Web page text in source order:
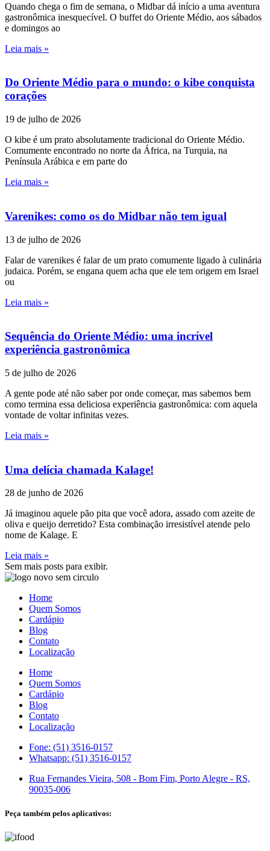
Quando chega o fim de semana, o Midbar dá início a uma aventura
gastronômica inesquecível. O buffet do Oriente Médio, aos sábados
e domingos ao
Leia mais »
Do Oriente Médio para o mundo: o kibe conquista
corações
19 de julho de 2026
O kibe é um prato absolutamente tradicional do Oriente Médio.
Comumente encontrado no norte da África, na Turquia, na
Península Arábica e em parte do
Leia mais »
Varenikes: como os do Midbar não tem igual
13 de julho de 2026
Falar de varenikes é falar de um prato comumente ligado à culinária
judaica. Porém, se engana quem acha que ele tem origem em Israel
ou
Leia mais »
Sequência do Oriente Médio: uma incrível
experiência gastronômica
5 de julho de 2026
A gente pode até não saber por onde começar, mas sabemos bem
como termina essa deliciosa experiência gastronômica: com aquela
vontade de voltar infinitas vezes.
Leia mais »
Uma delícia chamada Kalage!
28 de junho de 2026
Já imaginou aquele pão pita que você adora, assado com azeite de
oliva e queijo derretido? Esta combinação irresistível atende pelo
nome de Kalage. E
Leia mais »
Sem mais posts para exibir.
Home
Quem Somos
Cardápio
Blog
Contato
Localização
Home
Quem Somos
Cardápio
Blog
Contato
Localização
Fone: (51) 3516-0157
Whatsapp: (51) 3516-0157
Rua Fernandes Vieira, 508 - Bom Fim, Porto Alegre - RS,
90035-006
Peça também pelos aplicativos: